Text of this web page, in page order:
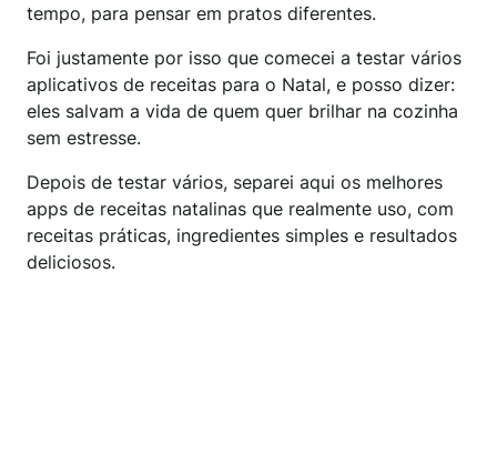
tempo, para pensar em pratos diferentes.
Foi justamente por isso que comecei a testar vários
aplicativos de receitas para o Natal, e posso dizer:
eles salvam a vida de quem quer brilhar na cozinha
sem estresse.
Depois de testar vários, separei aqui os melhores
apps de receitas natalinas que realmente uso, com
receitas práticas, ingredientes simples e resultados
deliciosos.